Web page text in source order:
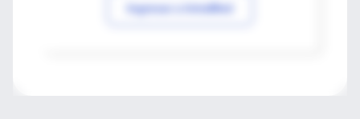
Ingresar a IntraMed